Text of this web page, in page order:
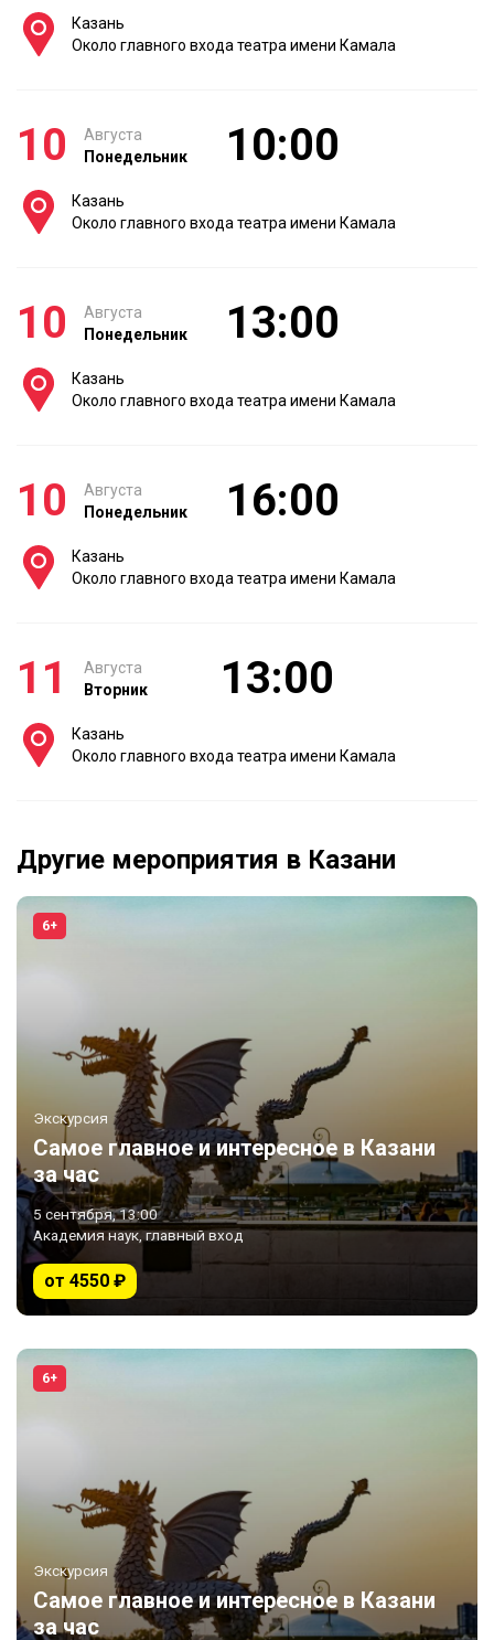
Казань
Около главного входа театра имени Камала
10
Августа
Понедельник
10:00
Казань
Около главного входа театра имени Камала
10
Августа
Понедельник
13:00
Казань
Около главного входа театра имени Камала
10
Августа
Понедельник
16:00
Казань
Около главного входа театра имени Камала
11
Августа
Вторник
13:00
Казань
Около главного входа театра имени Камала
Другие мероприятия в Казани
6+
Экскурсия
Самое главное и интересное в Казани
за час
5 сентября, 13:00
Академия наук, главный вход
от 4550 ₽
6+
Экскурсия
Самое главное и интересное в Казани
за час